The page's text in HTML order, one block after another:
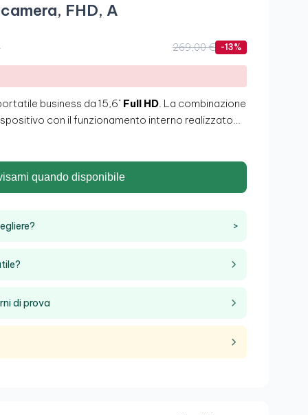
FHD, A
269,00 € -13%
business da 15,6" Full HD. La combinazione
con il funzionamento interno realizzato
di trasportare facilmente il proprio
e potenza con questo
quando disponibile
>
di prova